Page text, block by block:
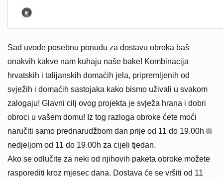
Sad uvode posebnu ponudu za dostavu obroka baš
onakvih kakve nam kuhaju naše bake! Kombinacija
hrvatskih i talijanskih domaćih jela, pripremljenih od
svježih i domaćih sastojaka kako bismo uživali u svakom
zalogaju! Glavni cilj ovog projekta je svježa hrana i dobri
obroci u vašem domu! Iz tog razloga obroke ćete moći
naručiti samo prednarudžbom dan prije od 11 do 19.00h ili
nedjeljom od 11 do 19.00h za cijeli tjedan.
Ako se odlučite za neki od njihovih paketa obroke možete
rasporediti kroz mjesec dana. Dostava će se vršiti od 11